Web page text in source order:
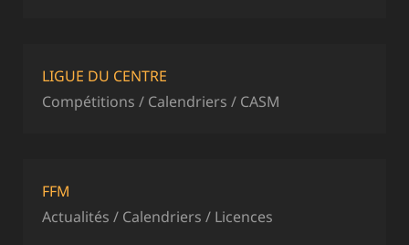
LIGUE DU CENTRE
Compétitions / Calendriers / CASM
FFM
Actualités / Calendriers / Licences